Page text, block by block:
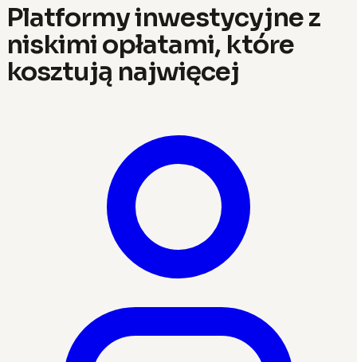
Platformy inwestycyjne z
niskimi opłatami, które
kosztują najwięcej